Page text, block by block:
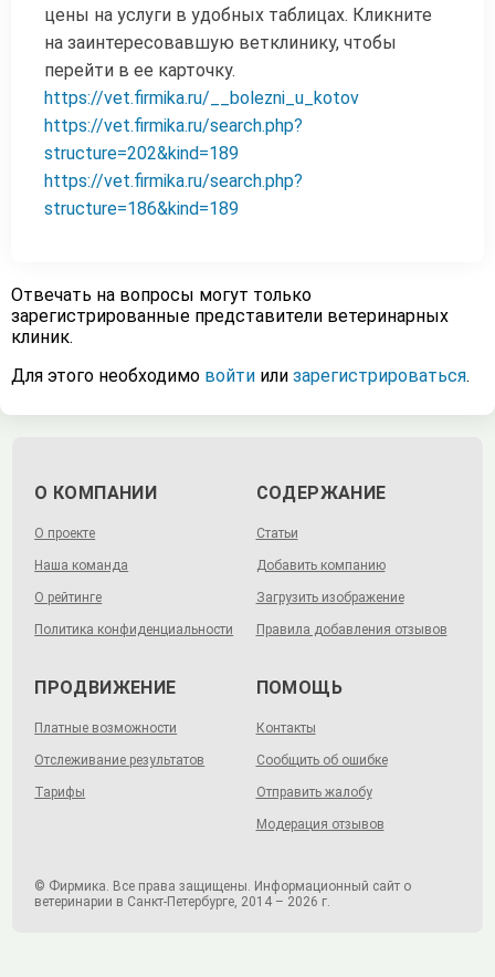
цены на услуги в удобных таблицах. Кликните
на заинтересовавшую ветклинику, чтобы
перейти в ее карточку.
https://vet.firmika.ru/__bolezni_u_kotov
https://vet.firmika.ru/search.php?
structure=202&kind=189
https://vet.firmika.ru/search.php?
structure=186&kind=189
Отвечать на вопросы могут только
зарегистрированные представители ветеринарных
клиник.
Для этого необходимо войти или зарегистрироваться.
О КОМПАНИИ
О проекте
Наша команда
О рейтинге
Политика конфиденциальности
СОДЕРЖАНИЕ
Статьи
Добавить компанию
Загрузить изображение
Правила добавления отзывов
ПРОДВИЖЕНИЕ
Платные возможности
Отслеживание результатов
Тарифы
ПОМОЩЬ
Контакты
Сообщить об ошибке
Отправить жалобу
Модерация отзывов
© Фирмика. Все права защищены. Информационный сайт о
ветеринарии в Санкт-Петербурге, 2014 – 2026 г.